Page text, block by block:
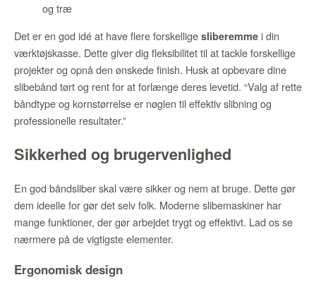
og træ
Det er en god idé at have flere forskellige sliberemme i din
værktøjskasse. Dette giver dig fleksibilitet til at tackle forskellige
projekter og opnå den ønskede finish. Husk at opbevare dine
slibebånd tørt og rent for at forlænge deres levetid. “Valg af rette
båndtype og kornstørrelse er nøglen til effektiv slibning og
professionelle resultater.”
Sikkerhed og brugervenlighed
En god båndsliber skal være sikker og nem at bruge. Dette gør
dem ideelle for gør det selv folk. Moderne slibemaskiner har
mange funktioner, der gør arbejdet trygt og effektivt. Lad os se
nærmere på de vigtigste elementer.
Ergonomisk design